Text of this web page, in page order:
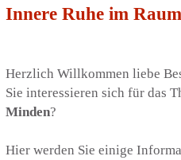
Innere Ruhe im
Herzlich Willkommen liebe
Sie interessieren sich für das
Minden?
Hier werden Sie einige